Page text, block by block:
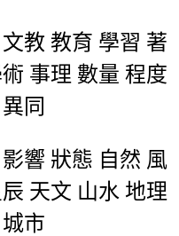
教 教育 學習 著
事理 數量 程度
同
響 狀態 自然 風
天文 山水 地理
市